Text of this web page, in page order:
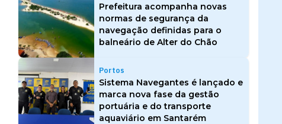
Prefeitura acompanha novas
normas de segurança da
navegação definidas para o
balneário de Alter do Chão
Portos
Sistema Navegantes é lançado e
marca nova fase da gestão
portuária e do transporte
aquaviário em Santarém